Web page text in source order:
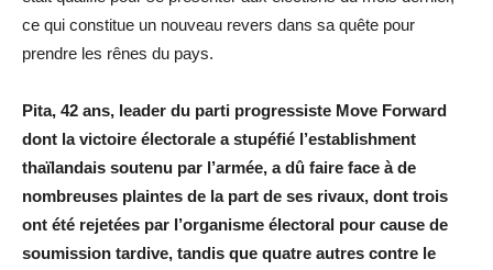
ce qui constitue un nouveau revers dans sa quête pour
prendre les rênes du pays.
Pita, 42 ans, leader du parti progressiste Move Forward
dont la victoire électorale a stupéfié l’establishment
thaïlandais soutenu par l’armée, a dû faire face à de
nombreuses plaintes de la part de ses rivaux, dont trois
ont été rejetées par l’organisme électoral pour cause de
soumission tardive, tandis que quatre autres contre le